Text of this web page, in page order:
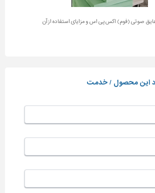
عایق صوتی (فوم) اکس پی اس و مزایای استفاده از آن
این محصول / خدمت